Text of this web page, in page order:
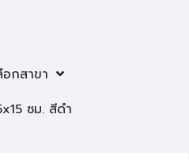
อกสาขา
ซม. สีดำ